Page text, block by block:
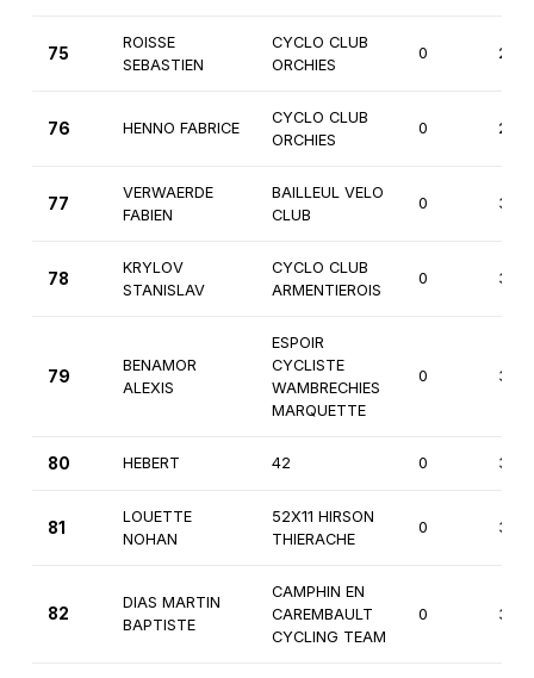
75
ROISSE
SEBASTIEN
CYCLO CLUB
ORCHIES
0
76 HENNO FABRICE
CYCLO CLUB
ORCHIES
0
77
VERWAERDE
FABIEN
BAILLEUL VELO
CLUB
0
78
KRYLOV
STANISLAV
CYCLO CLUB
ARMENTIEROIS
0
79
BENAMOR
ALEXIS
ESPOIR
CYCLISTE
WAMBRECHIES
MARQUETTE
0
80 HEBERT 42 0
81
LOUETTE
NOHAN
52X11 HIRSON
THIERACHE
0
82
DIAS MARTIN
BAPTISTE
CAMPHIN EN
CAREMBAULT
CYCLING TEAM
0